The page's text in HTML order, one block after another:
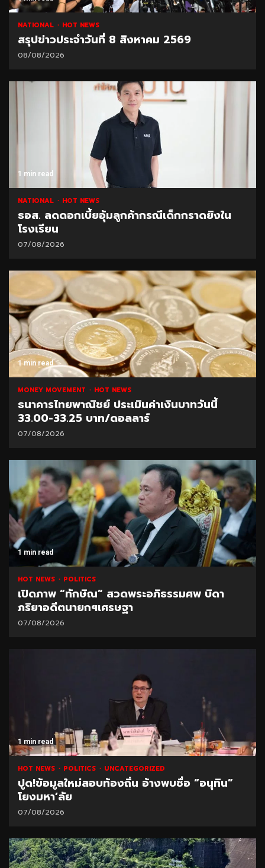
NATIONAL HOT NEWS
สรุปข่าวประจำวันที่ 8 สิงหาคม 2569
08/08/2026
1 min read
NATIONAL HOT NEWS
ธอส. ลดดอกเบี้ยอุ้มลูกค้ากรณีเด็กกราดยิงใน
โรงเรียน
07/08/2026
1 min read
MONEY MOVEMENT HOT NEWS
ธนาคารไทยพาณิชย์ ประเมินค่าเงินบาทวันนี้
33.00-33.25 บาท/ดอลลาร์
07/08/2026
1 min read
HOT NEWS POLITICS
เปิดภาพ “ทักษิณ” สวดพระอภิธรรมศพ บิดา
ภริยาอดีตนายกฯเศรษฐา
07/08/2026
1 min read
HOT NEWS POLITICS UNCATEGORIZED
ปูด!ข้อมูลใหม่สอบท้องถิ่น อ้างพบชื่อ “อนุทิน”
โยงมหา’ลัย
07/08/2026